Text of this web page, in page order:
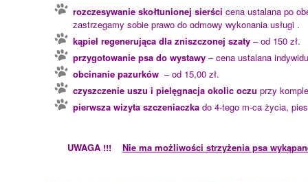
rozczesywanie skołtunionej sierści cena ustalana po
zastrzegamy sobie prawo do odmowy wykonania usługi .
kąpiel regenerująca dla zniszczonej szaty – od 150 zł.
przygotowanie psa do wystawy – cena ustalana
obcinanie pazurków – od 15,00 zł.
czyszczenie uszu i pielęgnacja okolic oczu przy
pierwsza wizyta szczeniaczka do 4-tego m-ca życia,
UWAGA !!! Nie ma możliwości strzyżenia psa